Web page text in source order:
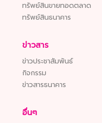
ทรัพย์สินขายทอดตลาด
ทรัพย์สินธนาคาร
ข่าวสาร
ข่าวประชาสัมพันธ์
กิจกรรม
ข่าวสารธนาคาร
อื่นๆ